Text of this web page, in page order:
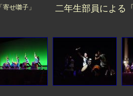
「寄せ囃子」 二年生部員による